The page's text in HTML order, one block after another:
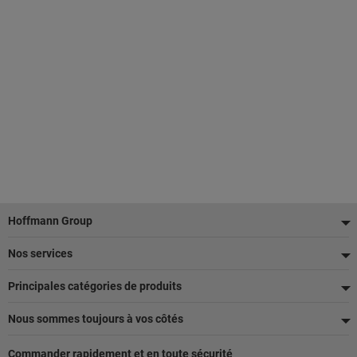
Pied
de
page
Hoffmann Group
Nos services
Principales catégories de produits
Nous sommes toujours à vos côtés
Commander rapidement et en toute sécurité